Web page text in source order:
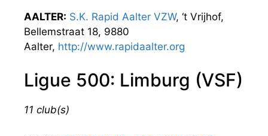
AALTER: S.K. Rapid Aalter VZW, ‘t Vrijhof,
Bellemstraat 18, 9880
Aalter, http://www.rapidaalter.org
Ligue 500: Limburg (VSF)
11 club(s)